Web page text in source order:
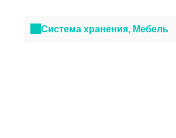
Система хранения, Мебель